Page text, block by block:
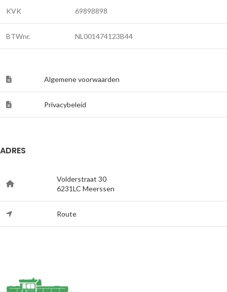
KVK 69898898
BTWnr. NL001474123B44
Algemene voorwaarden
Privacybeleid
ADRES
Volderstraat 30
6231LC Meerssen
Route